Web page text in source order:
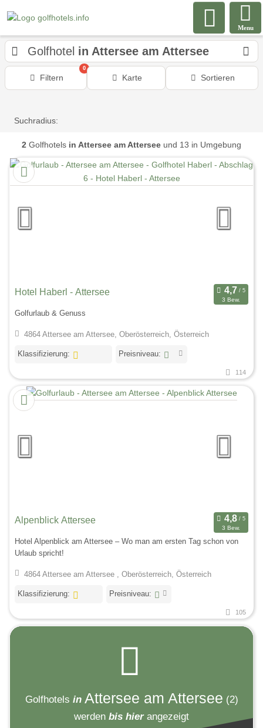
Menu
Golfhotel in Attersee am Attersee
Filtern
0
Karte Sortieren
Suchradius:
2 Golfhotels in Attersee am Attersee und 13 in Umgebung
Hotel Haberl - Attersee
3 Bew.
Golfurlaub & Genuss
4864 Attersee am Attersee, Oberösterreich, Österreich
Klassifizierung: Preisniveau:
114
Alpenblick Attersee
3 Bew.
Hotel Alpenblick am Attersee – Wo man am ersten Tag schon von
Urlaub spricht!
4864 Attersee am Attersee , Oberösterreich, Österreich
Klassifizierung: Preisniveau:
105
Golfhotels in Attersee am Attersee (2)
werden bis hierangezeigt